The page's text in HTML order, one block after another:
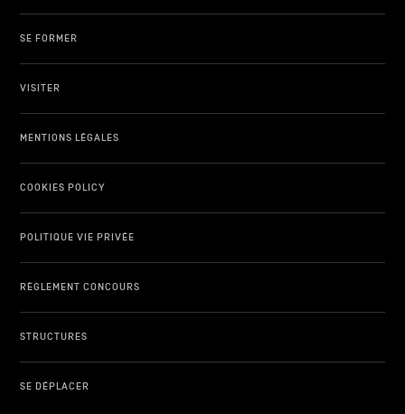
SE FORMER
VISITER
MENTIONS LÉGALES
COOKIES POLICY
POLITIQUE VIE PRIVÉE
RÈGLEMENT CONCOURS
STRUCTURES
SE DÉPLACER